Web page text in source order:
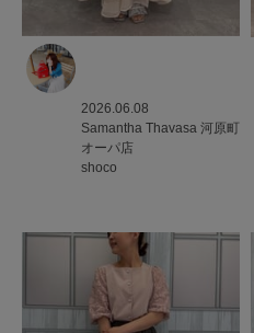
2026.06.08
Samantha Thavasa 河原町
オーパ店
shoco